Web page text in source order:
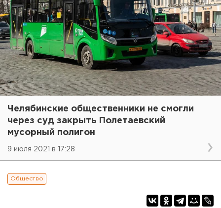
Челябинские общественники не смогли
через суд закрыть Полетаевский
мусорный полигон
9 июля 2021 в 17:28
Общество